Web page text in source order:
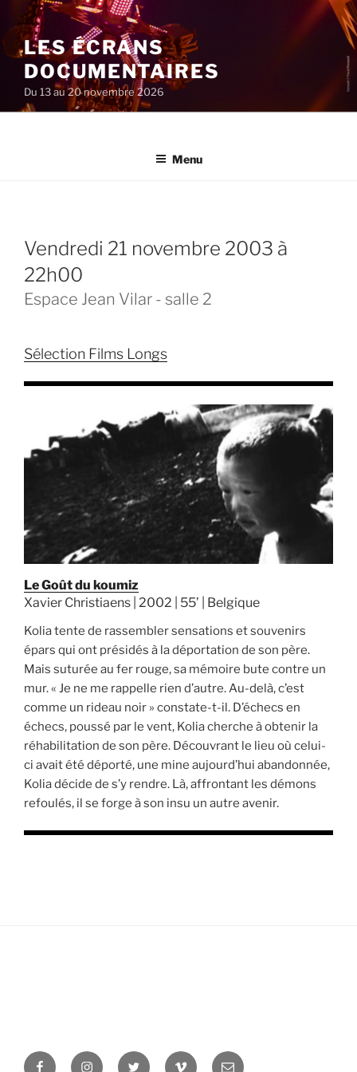
au
contenu
principal
LES ÉCRANS
DOCUMENTAIRES
Du 13 au 20 novembre 2026
Menu
vendredi 21 novembre 2003 à
22h00
Espace Jean Vilar - salle 2
Sélection Films Longs
Le Goût du koumiz
Xavier Christiaens | 2002 | 55’ | Belgique
Kolia tente de rassembler sensations et souvenirs
épars qui ont présidés à la déportation de son père.
Mais suturée au fer rouge, sa mémoire bute contre un
mur. « Je ne me rappelle rien d’autre. Au-delà, c’est
comme un rideau noir » constate-t-il. D’échecs en
échecs, poussé par le vent, Kolia cherche à obtenir la
réhabilitation de son père. Découvrant le lieu où celui-
ci avait été déporté, une mine aujourd’hui abandonnée,
Kolia décide de s’y rendre. Là, affrontant les démons
refoulés, il se forge à son insu un autre avenir.
FacebookInstagramTwitter Vimeo Newsletter